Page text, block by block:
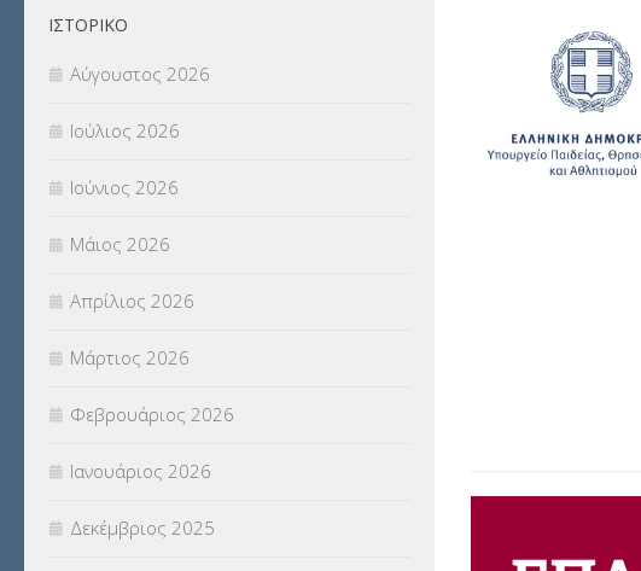
(18)
ΣΥΝΤΑΞΕΙΣ(12)
ΣΧΟΛΙΚΟΙ ΣΥΜΒΟΥΛΟΙ
ΙΣΤΟΡΙΚΌ
Αύγουστος 2026
Ιούλιος 2026
Ιούνιος 2026
Μάιος 2026
Απρίλιος 2026
Μάρτιος 2026
Φεβρουάριος 2026
Ιανουάριος 2026
Δεκέμβριος 2025